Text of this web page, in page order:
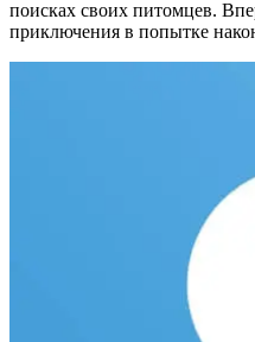
поисках своих питомцев.
приключения в попытке